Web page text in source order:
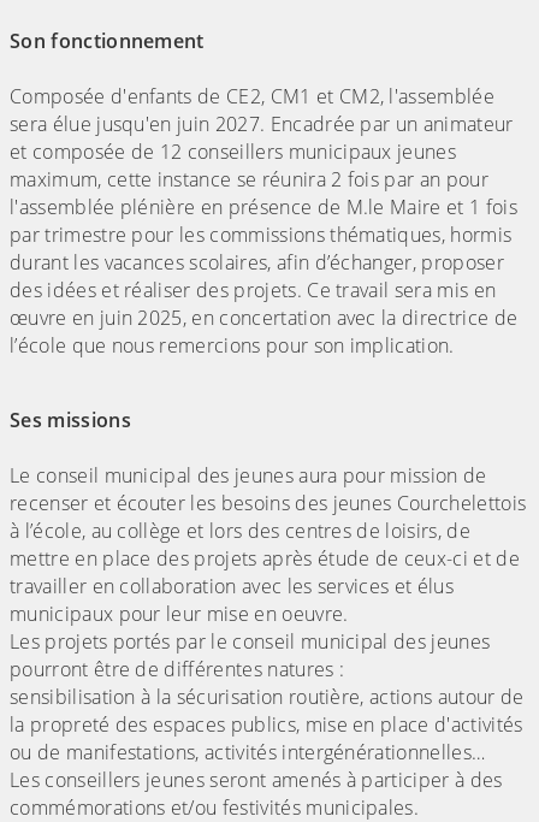
Son fonctionnement
Composée d'enfants de CE2, CM1 et CM2, l'assemblée
sera élue jusqu'en juin 2027. Encadrée par un animateur
et composée de 12 conseillers municipaux jeunes
maximum, cette instance se réunira 2 fois par an pour
l'assemblée plénière en présence de M.le Maire et 1 fois
par trimestre pour les commissions thématiques, hormis
durant les vacances scolaires, afin d’échanger, proposer
des idées et réaliser des projets. Ce travail sera mis en
œuvre en juin 2025, en concertation avec la directrice de
l’école que nous remercions pour son implication.
Ses missions
Le conseil municipal des jeunes aura pour mission de
recenser et écouter les besoins des jeunes Courchelettois
à l’école, au collège et lors des centres de loisirs, de
mettre en place des projets après étude de ceux-ci et de
travailler en collaboration avec les services et élus
municipaux pour leur mise en oeuvre.
Les projets portés par le conseil municipal des jeunes
pourront être de différentes natures :
sensibilisation à la sécurisation routière, actions autour de
la propreté des espaces publics, mise en place d'activités
ou de manifestations, activités intergénérationnelles…
Les conseillers jeunes seront amenés à participer à des
commémorations et/ou festivités municipales.